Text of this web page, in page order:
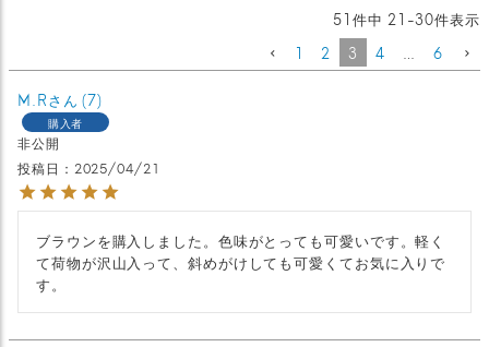
51件中 21 -30件表示
1
2 3 4 … 6
M.R 7
購入者
非公開
投稿日
2025/04/21
ブラウンを購入しました。色味がとっても可愛いです。軽く
て荷物が沢山入って、斜めがけしても可愛くてお気に入りで
す。